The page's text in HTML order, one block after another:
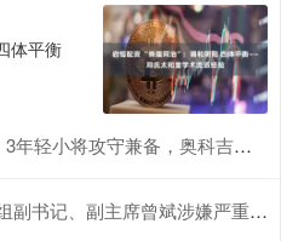
体平衡
攻守兼备，奥科吉重用后奠定基本盘
主席曾斌涉嫌严重违纪违法接受审查调查